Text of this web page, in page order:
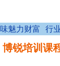
魅力财富 行
锐培训课